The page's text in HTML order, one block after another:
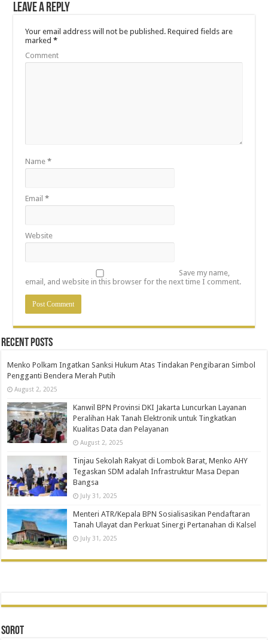
Leave a Reply
Your email address will not be published. Required fields are
marked*
Comment
Name*
Email*
Website
Save my name,
email, and website in this browser for the next time I comment.
Recent Posts
Menko Polkam Ingatkan Sanksi Hukum Atas Tindakan Pengibaran Simbol
Pengganti Bendera Merah Putih
August 2, 2025
Kanwil BPN Provinsi DKI Jakarta Luncurkan Layanan
Peralihan Hak Tanah Elektronik untuk Tingkatkan
Kualitas Data dan Pelayanan
August 2, 2025
Tinjau Sekolah Rakyat di Lombok Barat, Menko AHY
Tegaskan SDM adalah Infrastruktur Masa Depan
Bangsa
July 31, 2025
Menteri ATR/Kepala BPN Sosialisasikan Pendaftaran
Tanah Ulayat dan Perkuat Sinergi Pertanahan di Kalsel
July 31, 2025
SOROT